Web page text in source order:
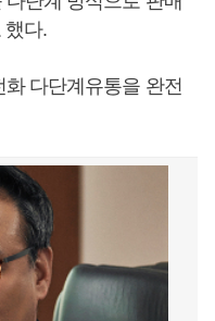
했다.
다단계유통을 완전